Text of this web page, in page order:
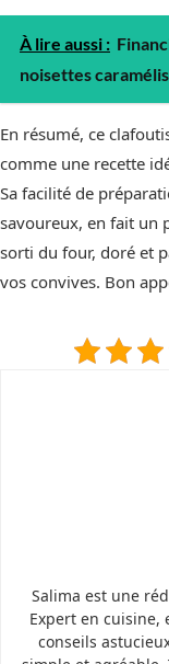
À lire aussi :
noisettes
En résumé, ce
comme une recette
Sa facilité de
savoureux, en fait un
sorti du four, doré et
vos convives. Bon
Salima est une
Expert en cuisine,
conseils